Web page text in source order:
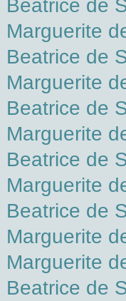
Beatrice de
Marguerite
Beatrice de
Marguerite
Beatrice de
Marguerite
Beatrice de
Marguerite
Beatrice de
Marguerite
Marguerite
Beatrice de